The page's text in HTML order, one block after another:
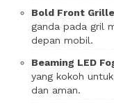
Bold Front
ganda pada gril
depan mobil.
Beaming LED
yang kokoh
dan aman.